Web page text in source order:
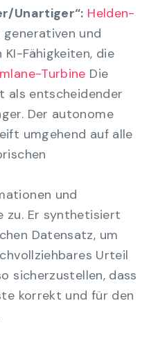
Unartiger“: Helden-
generativen und
Fähigkeiten, die
Turbine Die
als entscheidender
Der autonome
umgehend auf alle
und
zu. Er synthetisiert
Datensatz, um
Urteil
sicherzustellen, dass
korrekt und für den